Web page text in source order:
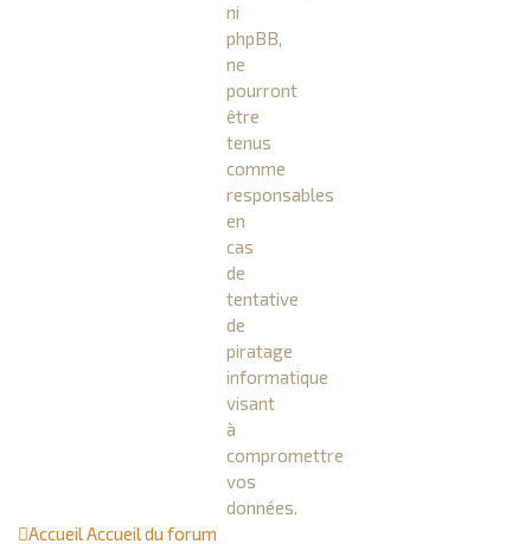
ni
phpBB,
ne
pourront
être
tenus
comme
responsables
en
cas
de
tentative
de
piratage
informatique
visant
à
compromettre
vos
données.
AccueilAccueil du forum